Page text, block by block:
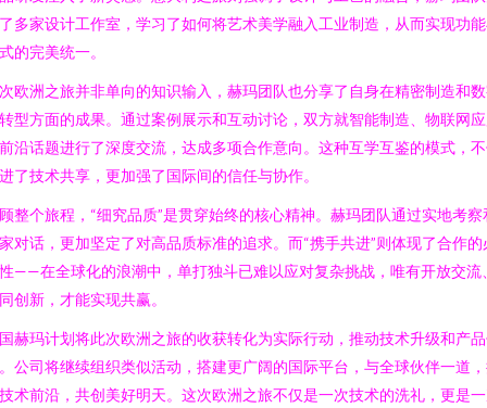
多家设计工作室，学习了如何将艺术美学融入工业制造，从而实现功
的完美统一。
欧洲之旅并非单向的知识输入，赫玛团队也分享了自身在精密制造和
型方面的成果。通过案例展示和互动讨论，双方就智能制造、物联网
沿话题进行了深度交流，达成多项合作意向。这种互学互鉴的模式，
了技术共享，更加强了国际间的信任与协作。
整个旅程，“细究品质”是贯穿始终的核心精神。赫玛团队通过实地考察
对话，更加坚定了对高品质标准的追求。而“携手共进”则体现了合作的
——在全球化的浪潮中，单打独斗已难以应对复杂挑战，唯有开放交流
创新，才能实现共赢。
赫玛计划将此次欧洲之旅的收获转化为实际行动，推动技术升级和产
公司将继续组织类似活动，搭建更广阔的国际平台，与全球伙伴一道
术前沿，共创美好明天。这次欧洲之旅不仅是一次技术的洗礼，更是